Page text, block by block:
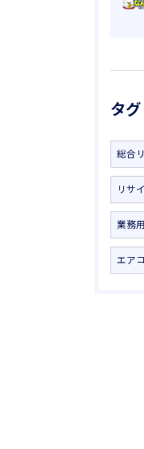
タグ
総合
リサ
業務用
エア